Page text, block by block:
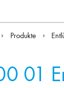
Produkte
01